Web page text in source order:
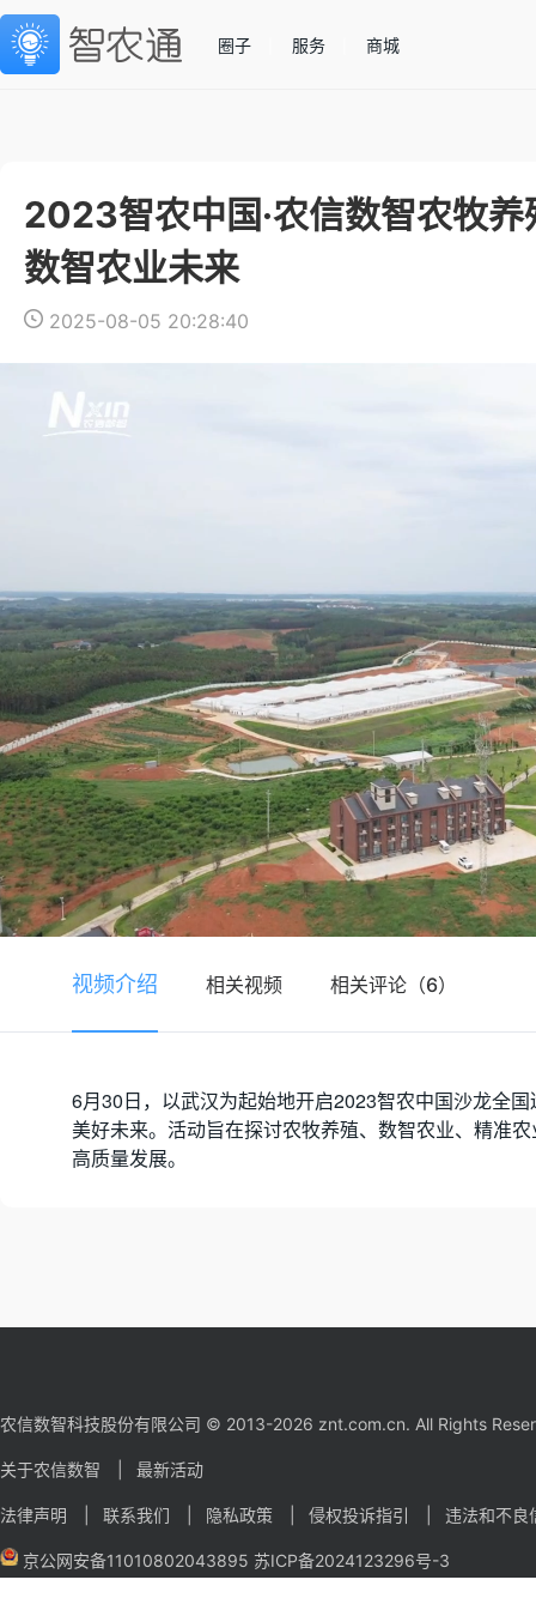
圈子 服务 商城
2023智农中国·农信数智农牧
数智农业未来
2025-08-05 20:28:40
视频介绍 相关视频 相关评论（6）
6月30日，以武汉为起始地开启2023智农中国沙龙全
美好未来。活动旨在探讨农牧养殖、数智农业、精准
高质量发展。
农信数智科技股份有限公司 © 2013-2026 znt.com.cn. All Rights
关于农信数智 最新活动
法律声明 联系我们 隐私政策 侵权投诉指引 违法和不良
京公网安备11010802043895 苏ICP备2024123296号-3